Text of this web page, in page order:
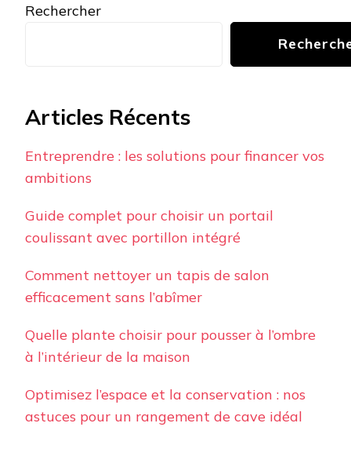
Rechercher
Articles Récents
Entreprendre : les solutions pour financer vos
ambitions
Guide complet pour choisir un portail
coulissant avec portillon intégré
Comment nettoyer un tapis de salon
efficacement sans l’abîmer
Quelle plante choisir pour pousser à l’ombre
à l’intérieur de la maison
Optimisez l’espace et la conservation : nos
astuces pour un rangement de cave idéal